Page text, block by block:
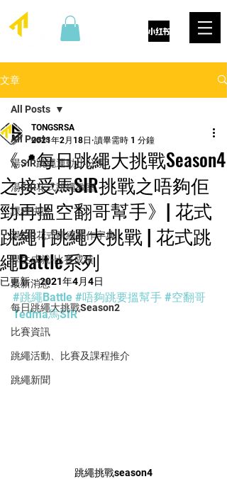
文章
All Posts
湯SIR跳繩運動小分享
湯SIR花式跳繩教室
課程快訊
湯SIR花式跳繩動作字典
學生成就-比賽成績
最新消息
每日跳繩大挑戰Season2
比賽資訊
跳繩活動、比賽及課程推介
跳繩新聞
All Posts
《📍每日跳繩大挑戰Season4
之接受馬SIR挑戰之唔夠佢
勁再搵空翻哥幫手》| 花式
跳繩 | 跳繩大挑戰 | 花式跳
繩Battle系列
TONGSRSA
2021年2月18日 讀畢需時 1 分鐘
已更新：2021年4月4日
#跳繩Battle #唔夠跳要搵幫手 #空翻哥
Tedma馬SIR
跳繩挑戰season4